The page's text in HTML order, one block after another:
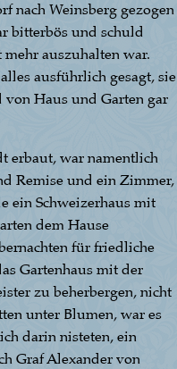
nach Weinsberg gezogen
bitterbös und schuld
auszuhalten war.
ausführlich gesagt, sie
Haus und Garten gar
erbaut, war namentlich
Remise und ein Zimmer,
ein Schweizerhaus mit
dem Hause
für friedliche
Gartenhaus mit der
zu beherbergen, nicht
unter Blumen, war es
darin nisteten, ein
Graf Alexander von